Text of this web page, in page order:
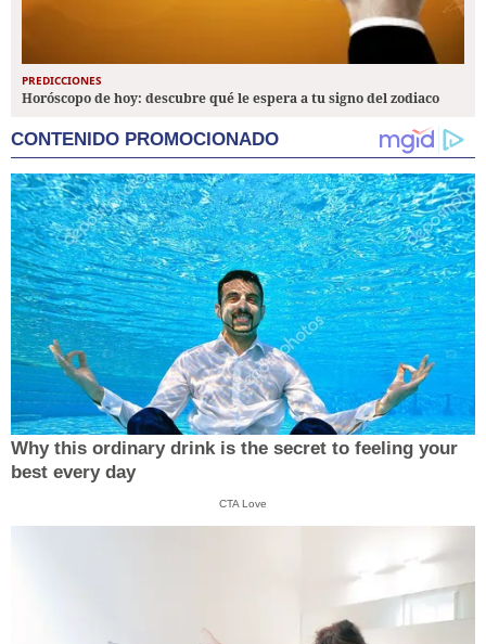
PREDICCIONES
Horóscopo de hoy: descubre qué le espera a tu signo del zodiaco
CONTENIDO PROMOCIONADO
Why this ordinary drink is the secret to feeling your
best every day
CTA Love